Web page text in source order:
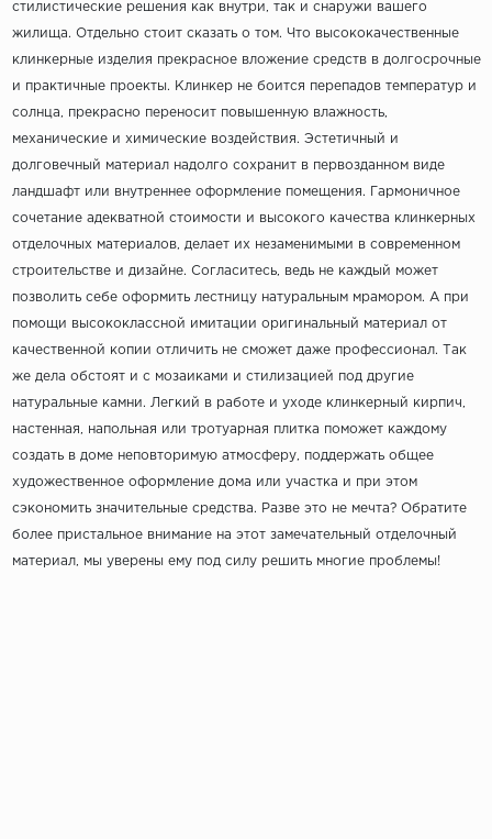
стилистические решения как внутри, так и снаружи вашего
жилища. Отдельно стоит сказать о том. Что высококачественные
клинкерные изделия прекрасное вложение средств в долгосрочные
и практичные проекты. Клинкер не боится перепадов температур и
солнца, прекрасно переносит повышенную влажность,
механические и химические воздействия. Эстетичный и
долговечный материал надолго сохранит в первозданном виде
ландшафт или внутреннее оформление помещения. Гармоничное
сочетание адекватной стоимости и высокого качества клинкерных
отделочных материалов, делает их незаменимыми в современном
строительстве и дизайне. Согласитесь, ведь не каждый может
позволить себе оформить лестницу натуральным мрамором. А при
помощи высококлассной имитации оригинальный материал от
качественной копии отличить не сможет даже профессионал. Так
же дела обстоят и с мозаиками и стилизацией под другие
натуральные камни. Легкий в работе и уходе клинкерный кирпич,
настенная, напольная или тротуарная плитка поможет каждому
создать в доме неповторимую атмосферу, поддержать общее
художественное оформление дома или участка и при этом
сэкономить значительные средства. Разве это не мечта? Обратите
более пристальное внимание на этот замечательный отделочный
материал, мы уверены ему под силу решить многие проблемы!